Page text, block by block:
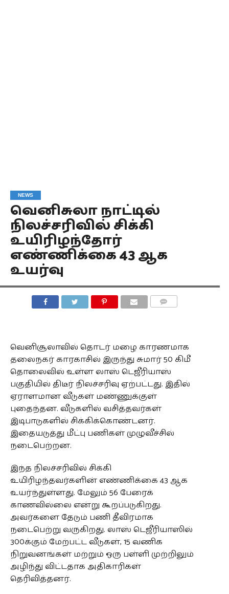
NEWS
வெனிசுலா நாட்டில்
நிலச்சரிவில் சிக்கி
உயிரிழந்தோர்
எண்ணிக்கை 43 ஆக
உயர்வு
வெனிசூலாவில் தொடர் மழை காரணமாக
தலைநகர் காரகாசில் இருந்து சுமார் 50 கிமீ
தொலைவில் உள்ள லாஸ் டெஜீரியாஸ்
பகுதியில் திடீர் நிலச்சரிவு ஏற்பட்டது. இதில்
ஏராளமான வீடுகள் மண்ணுக்குள்
புதைந்தன. வீடுகளில் வசித்தவர்கள்
இடிபாடுகளில் சிக்கிக்கொண்டனர்.
இதையடுத்து மீட்பு பணிகள் முழுவீச்சில்
நடைபெற்றன.
இந்த நிலச்சரிவில் சிக்கி
உயிரிழந்தவர்களின் எண்ணிக்கை 43 ஆக
உயர்ந்துள்ளது. மேலும் 56 பேரைக்
காணவில்லை என்று கூறப்படுகிறது.
அவர்களை தேடும் பணி தீவிரமாக
நடைபெற்று வருகிறது. லாஸ் டெஜீரியாஸில்
300க்கும் மேற்பட்ட வீடுகள், 15 வணிக
நிறுவனங்கள் மற்றும் ஒரு பள்ளி முற்றிலும்
அழிந்து விட்டதாக அதிகாரிகள்
தெரிவித்தனர்.